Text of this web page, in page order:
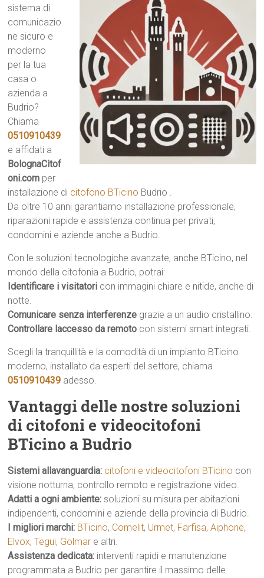
sistema di
comunicazio
ne sicuro e
moderno
per la tua
casa o
azienda a
Budrio?
Chiama
0510910439
e affidati a
BolognaCitof
oni.com per
installazione di citofono BTicino Budrio .
Da oltre 10 anni garantiamo installazione professionale,
riparazioni rapide e assistenza continua per privati,
condomini e aziende anche a Budrio.
Con le soluzioni tecnologiche avanzate, anche BTicino, nel
mondo della citofonia a Budrio, potrai:
Identificare i visitatori con immagini chiare e nitide, anche di
notte.
Comunicare senza interferenze grazie a un audio cristallino.
Controllare laccesso da remoto con sistemi smart integrati.
Scegli la tranquillità e la comodità di un impianto BTicino
moderno, installato da esperti del settore, chiama
0510910439 adesso.
Vantaggi delle nostre soluzioni
di citofoni e videocitofoni
BTicino a Budrio
Sistemi allavanguardia: citofoni e videocitofoni BTicino con
visione notturna, controllo remoto e registrazione video.
Adatti a ogni ambiente: soluzioni su misura per abitazioni
indipendenti, condomini e aziende della provincia di Budrio.
I migliori marchi: BTicino, Comelit, Urmet, Farfisa,Aiphone,
Elvox,Tegui, Golmar e altri.
Assistenza dedicata: interventi rapidi e manutenzione
programmata a Budrio per garantire il massimo delle